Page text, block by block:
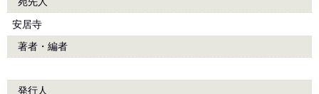
安居寺
著者・編者
発行人